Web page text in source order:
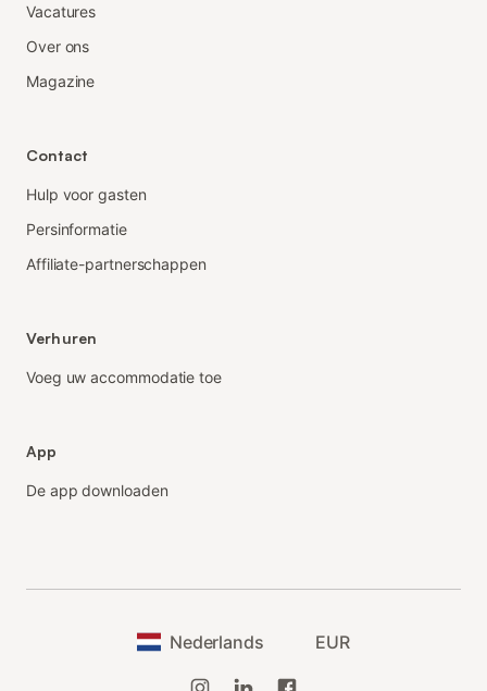
Vacatures
Over ons
Magazine
Contact
Hulp voor gasten
Persinformatie
Affiliate-partnerschappen
Verhuren
Voeg uw accommodatie toe
App
De app downloaden
Nederlands EUR